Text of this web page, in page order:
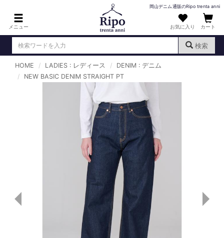
メニュー
岡山デニム通販のRipo trenta anni
お気に入り カート
検索
ログイン （新規会員登録）
TOPS : トップス
T-SHIRT : Tシャツ
KNIT : ニット
SHIRT : シャツ
OUTERS : アウター
HOME LADIES : レディース
DENIM : デニム
NEW BASIC DENIM STRAIGHT PT